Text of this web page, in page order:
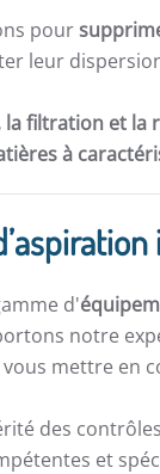
pour
leur
filtration et la
à
d'
notre
vous mettre en
des
et